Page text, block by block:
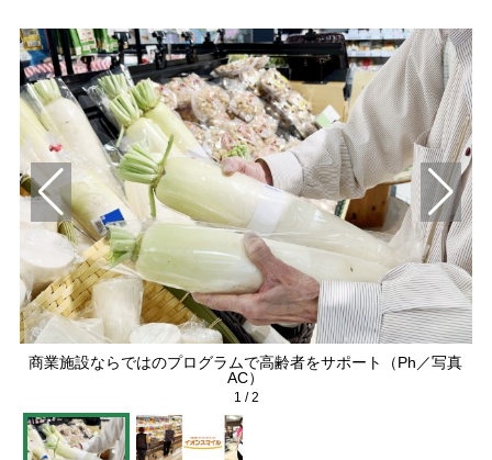
商業施設ならではのプログラムで高齢者をサポート（Ph／写真
AC）
1 /2